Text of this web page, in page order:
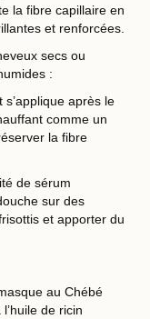
la fibre capillaire en
et renforcées.
secs ou
:
après le
comme un
la fibre
de sérum
sur des
et apporter du
au Chébé
de ricin